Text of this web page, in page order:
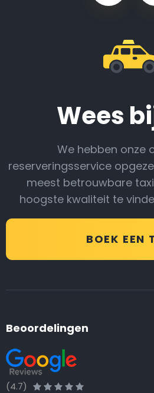
Wees
We hebben onze
reserveringsservice
meest betrouwbare
hoogste kwaliteit te
BOEK EEN
Beoordelingen
(4.7)